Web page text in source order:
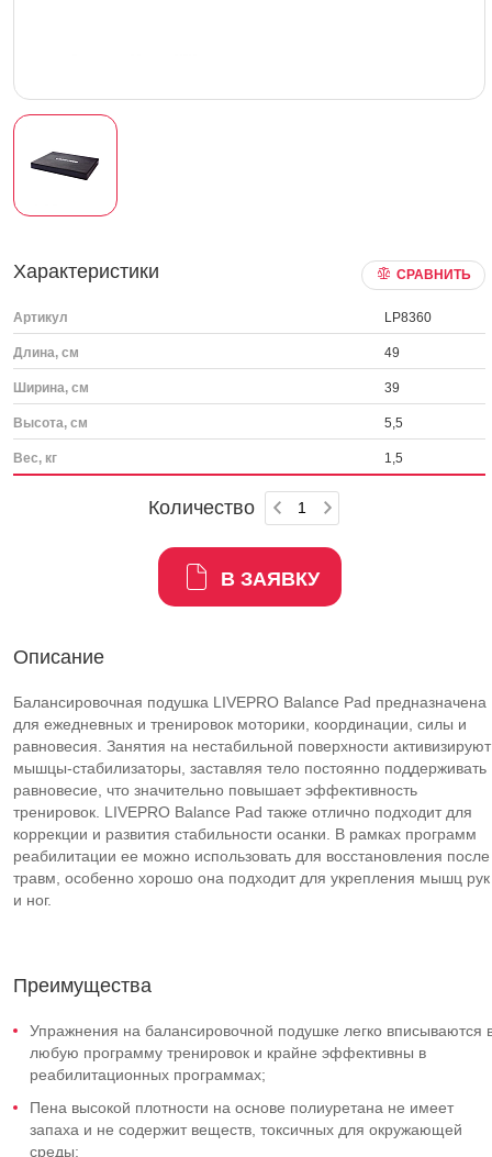
Характеристики СРАВНИТЬ
Артикул LP8360
Длина, см 49
Ширина, см 39
Высота, см 5,5
Вес, кг 1,5
Количество
В ЗАЯВКУ
Описание
Балансировочная подушка LIVEPRO Balance Pad предназначена
для ежедневных и тренировок моторики, координации, силы и
равновесия. Занятия на нестабильной поверхности активизируют
мышцы-стабилизаторы, заставляя тело постоянно поддерживать
равновесие, что значительно повышает эффективность
тренировок. LIVEPRO Balance Pad также отлично подходит для
коррекции и развития стабильности осанки. В рамках программ
реабилитации ее можно использовать для восстановления после
травм, особенно хорошо она подходит для укрепления мышц рук
и ног.
Преимущества
Упражнения на балансировочной подушке легко вписываются
любую программу тренировок и крайне эффективны в
реабилитационных программах;
Пена высокой плотности на основе полиуретана не имеет
запаха и не содержит веществ, токсичных для окружающей
среды;